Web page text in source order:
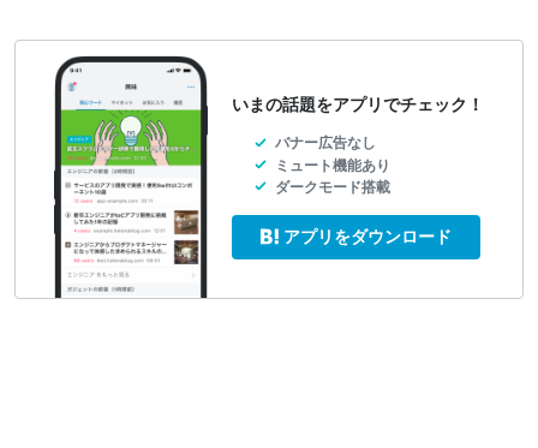
いまの話題をアプリでチェック！
バナー広告なし
ミュート機能あり
ダークモード搭載
アプリをダウンロード